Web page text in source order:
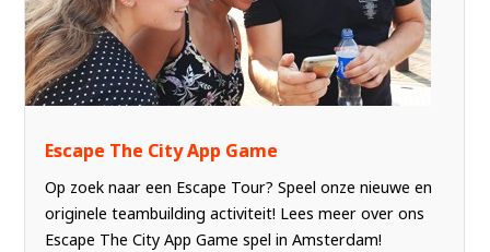
Escape The City App Game
Op zoek naar een Escape Tour? Speel onze nieuwe en
originele teambuilding activiteit! Lees meer over ons
Escape The City App Game spel in Amsterdam!